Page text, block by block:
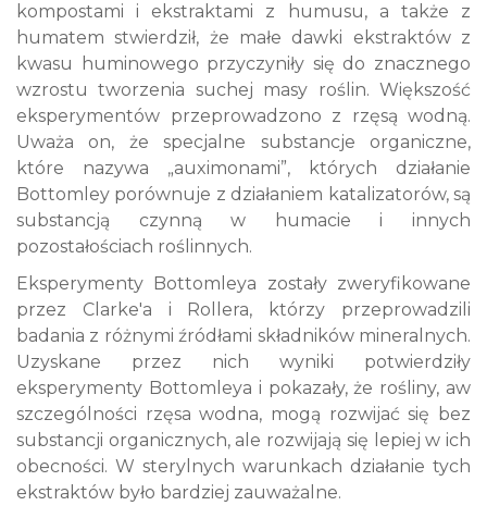
kompostami i ekstraktami z humusu, a także z
humatem stwierdził, że małe dawki ekstraktów z
kwasu huminowego przyczyniły się do znacznego
wzrostu tworzenia suchej masy roślin. Większość
eksperymentów przeprowadzono z rzęsą wodną.
Uważa on, że specjalne substancje organiczne,
które nazywa „auximonami”, których działanie
Bottomley porównuje z działaniem katalizatorów, są
substancją czynną w humacie i innych
pozostałościach roślinnych.
Eksperymenty Bottomleya zostały zweryfikowane
przez Clarke'a i Rollera, którzy przeprowadzili
badania z różnymi źródłami składników mineralnych.
Uzyskane przez nich wyniki potwierdziły
eksperymenty Bottomleya i pokazały, że rośliny, aw
szczególności rzęsa wodna, mogą rozwijać się bez
substancji organicznych, ale rozwijają się lepiej w ich
obecności. W sterylnych warunkach działanie tych
ekstraktów było bardziej zauważalne.